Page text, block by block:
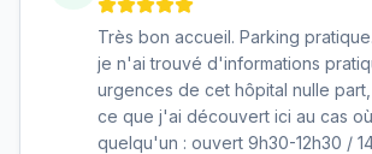
Très bon accueil. Parking
je n'ai trouvé d'informations
urgences de cet hôpital nulle
ce que j'ai découvert ici au cas
quelqu'un : ouvert 9h30-12h30 /